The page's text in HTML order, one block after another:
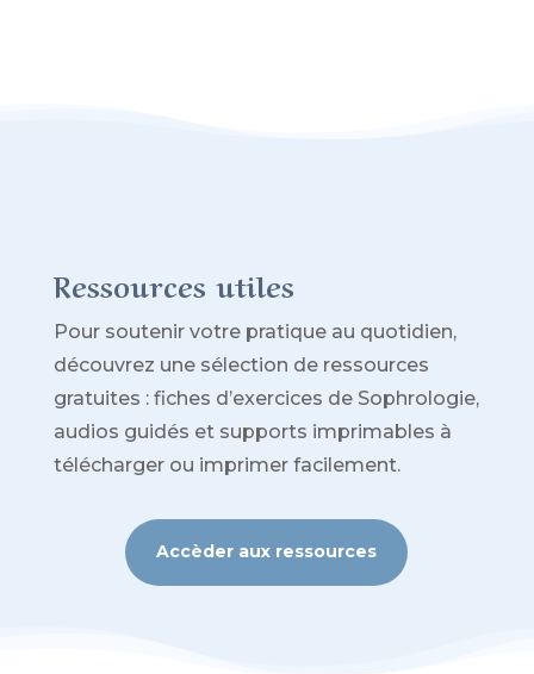
Ressources utiles
Pour soutenir votre pratique au quotidien,
découvrez une sélection de ressources
gratuites : fiches d’exercices de Sophrologie,
audios guidés et supports imprimables à
télécharger ou imprimer facilement.
Accèder aux ressources